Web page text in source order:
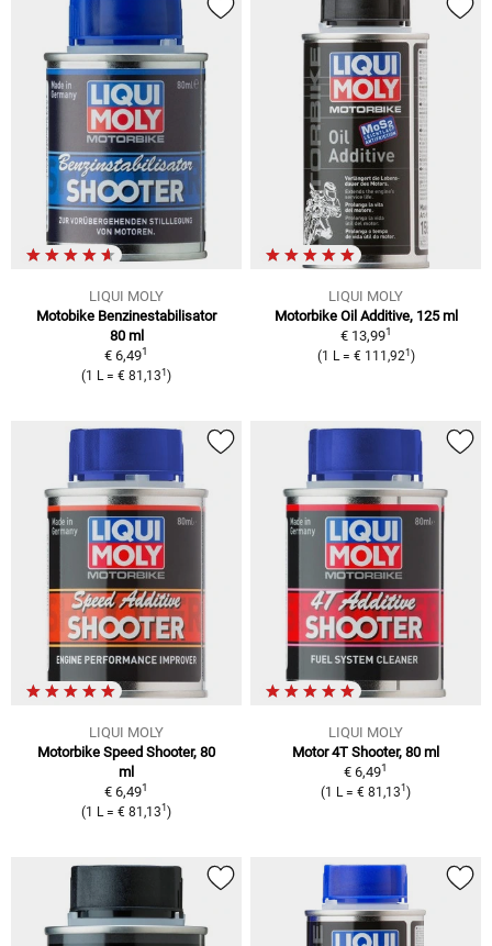
LIQUI MOLY
Motobike Benzinestabilisator
80 ml
€ 6,491
(1 L = € 81,131 )
LIQUI MOLY
Motorbike Oil Additive, 125 ml
€ 13,991
(1 L = € 111,921 )
LIQUI MOLY
Motorbike Speed Shooter, 80
ml
€ 6,491
(1 L = € 81,131 )
LIQUI MOLY
Motor 4T Shooter, 80 ml
€ 6,491
(1 L = € 81,131 )